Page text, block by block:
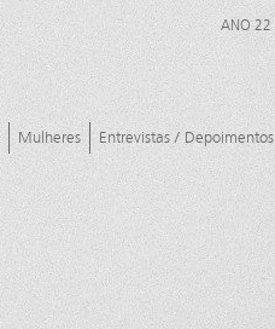
ANO 22
Mulheres Entrevistas / Depoimentos